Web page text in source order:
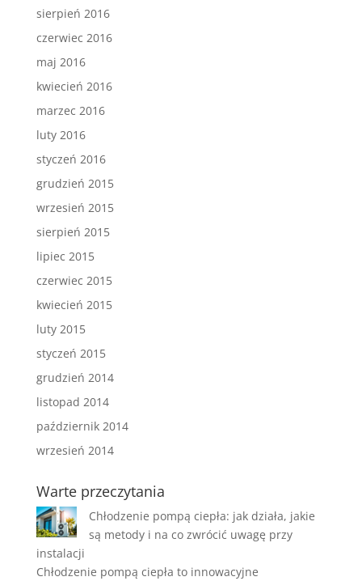
sierpień 2016
czerwiec 2016
maj 2016
kwiecień 2016
marzec 2016
luty 2016
styczeń 2016
grudzień 2015
wrzesień 2015
sierpień 2015
lipiec 2015
czerwiec 2015
kwiecień 2015
luty 2015
styczeń 2015
grudzień 2014
listopad 2014
październik 2014
wrzesień 2014
Warte przeczytania
Chłodzenie pompą ciepła: jak działa, jakie
są metody i na co zwrócić uwagę przy
instalacji
Chłodzenie pompą ciepła to innowacyjne